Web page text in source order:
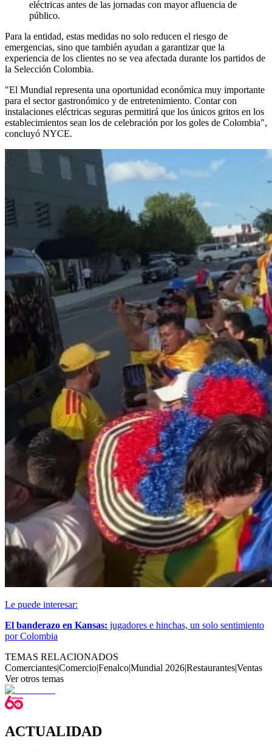
eléctricas antes de las jornadas con mayor afluencia de
público.
Para la entidad, estas medidas no solo reducen el riesgo de
emergencias, sino que también ayudan a garantizar que la
experiencia de los clientes no se vea afectada durante los partidos de
la Selección Colombia.
"El Mundial representa una oportunidad económica muy importante
para el sector gastronómico y de entretenimiento. Contar con
instalaciones eléctricas seguras permitirá que los únicos gritos en los
establecimientos sean los de celebración por los goles de Colombia",
concluyó NYCE.
Le puede interesar:
El banderazo en Kansas: jugadores e hinchas, un solo sentimiento
por Colombia
TEMAS RELACIONADOS
Comerciantes|Comercio|Fenalco|Mundial 2026|Restaurantes|Ventas
Ver otros temas
ACTUALIDAD